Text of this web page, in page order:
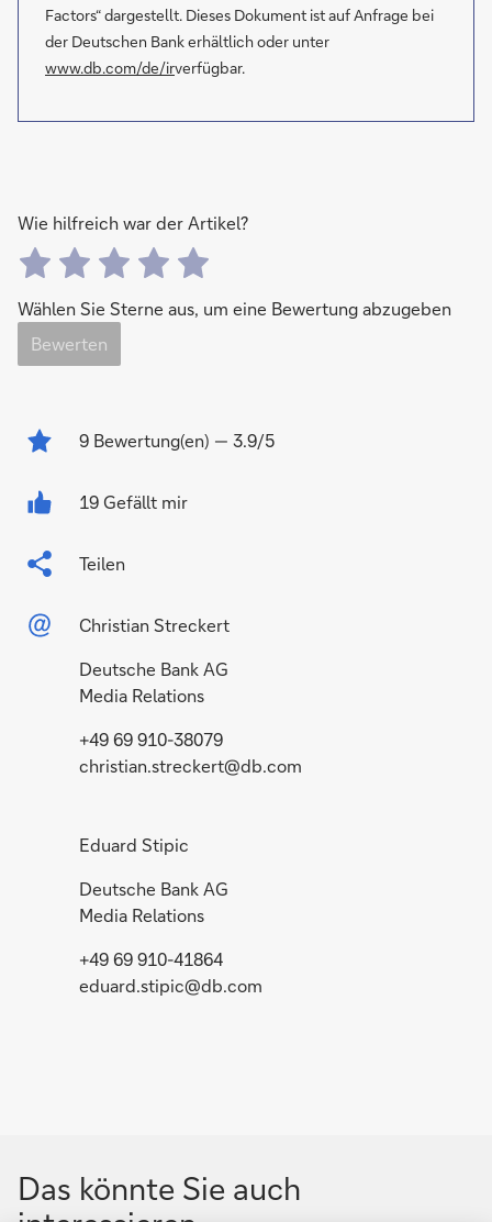
Factors“ dargestellt. Dieses Dokument ist auf Anfrage bei
der Deutschen Bank erhältlich oder unter
www.db.com/de/irverfügbar.
Wie hilfreich war der Artikel?
Wählen Sie Sterne aus, um eine Bewertung abzugeben
Bewerten
9 Bewertung(en) — 3.9/5
19 Gefällt mir
Teilen
Christian Streckert
Deutsche Bank AG
Media Relations
+49 69 910-38079
christian.streckert@db.com
Eduard Stipic
Deutsche Bank AG
Media Relations
+49 69 910-41864
eduard.stipic@db.com
Das könnte Sie auch